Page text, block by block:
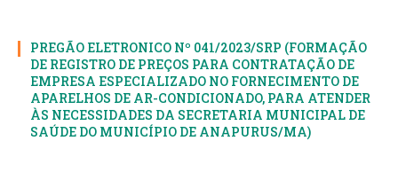
PREGÃO ELETRONICO Nº 041/2023/SRP (FORMAÇÃO
DE REGISTRO DE PREÇOS PARA CONTRATAÇÃO DE
EMPRESA ESPECIALIZADO NO FORNECIMENTO DE
APARELHOS DE AR-CONDICIONADO, PARA ATENDER
ÀS NECESSIDADES DA SECRETARIA MUNICIPAL DE
SAÚDE DO MUNICÍPIO DE ANAPURUS/MA)